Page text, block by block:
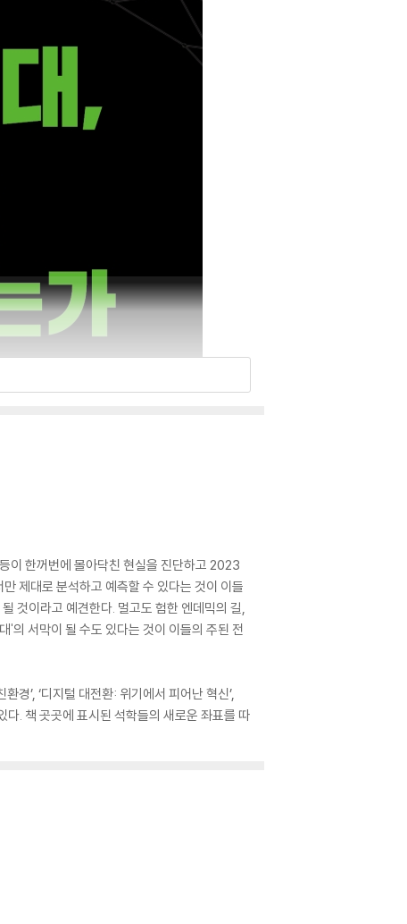
이 한꺼번에 몰아닥친 현실을 진단하고 2023
제대로 분석하고 예측할 수 있다는 것이 이들
것이라고 예견한다. 멀고도 험한 엔데믹의 길,
서막이 될 수도 있다는 것이 이들의 주된 전
경’, ‘디지털 대전환: 위기에서 피어난 혁신’,
. 책 곳곳에 표시된 석학들의 새로운 좌표를 따